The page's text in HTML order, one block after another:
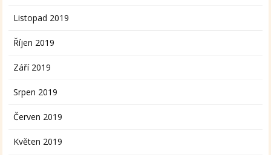
Listopad 2019
Říjen 2019
Září 2019
Srpen 2019
Červen 2019
Květen 2019